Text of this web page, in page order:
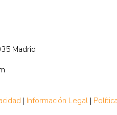
Madrid
| Información Legal |